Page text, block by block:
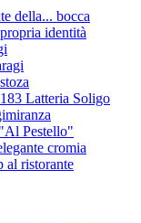
della... bocca
identità
Latteria Soligo
Pestello"
cromia
al ristorante